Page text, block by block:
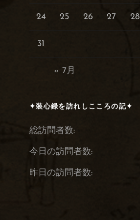
« 7月
24 25 26 27 28
31
✦装心録を訪れしこころの記✦
総訪問者数:
今日の訪問者数:
昨日の訪問者数: